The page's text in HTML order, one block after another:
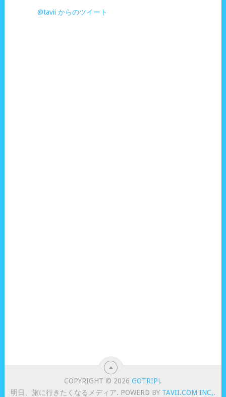
@tavii からのツイート
COPYRIGHT © 2026GOTRIP!.
明日、旅に行きたくなるメディア. POWERD BY TAVII.COM INC,.